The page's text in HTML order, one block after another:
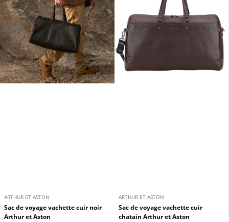
AIR FORCE ONE
Sac cuir marron foncé Royal Air
Force
369,00 €
AIR FORCE ONE
Sac cuir kaki foncé Royal Air Force
369,00 €
ARTHUR ET ASTON
Sac voyage grand modèle cuir
plongé noir bleu Arthur & Aston
En stock
Sac voyage grand modèle cuir
plongé chataigne orange Arthur &
Aston
En stock